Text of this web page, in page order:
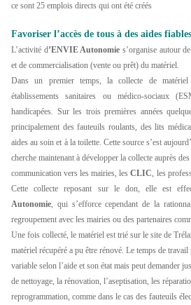
ce sont 25 emplois directs qui ont été créés
Favoriser l’accès de tous à des aides fiables
L’activité d’ENVIE Autonomie s’organise autour
et de commercialisation (vente ou prêt) du matériel.
Dans un premier temps, la collecte de
établissements sanitaires ou médico-sociaux
handicapées. Sur les trois premières années
principalement des fauteuils roulants, des lits
aides au soin et à la toilette. Cette source s’est
cherche maintenant à développer la collecte auprès
communication vers les mairies, lesCLIC, les
Cette collecte reposant sur le don, elle est
Autonomie, qui s’efforce cependant de la
regroupement avec les mairies ou des partenaires
Une fois collecté, le matériel est trié sur le site de
matériel récupéré a pu être rénové. Le temps de travail
variable selon l’aide et son état mais peut demander
de nettoyage, la rénovation, l’aseptisation, les
reprogrammation, comme dans le cas des fauteuils